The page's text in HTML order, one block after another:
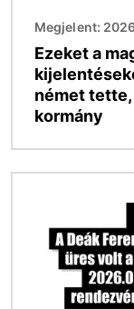
Megjelent:
Ezeket a
német tette,
kormány